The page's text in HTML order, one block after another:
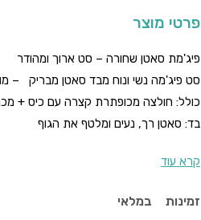
פרטי מוצר
פיג'מת סאטן שחורה – סט ארוך ומהודר
סט פיג'מה נשי ונוח מבד סאטן מבריק –
כולל: חולצה מכופתרת קצרה עם כיס +
בד: סאטן רך, נעים ומלטף את הגוף
מראה אלגנטי, קליל וסופר נוח
🎁 מושלם למסיבת רווקות, לילה רומנטי או
קרא עוד
זמינות במלאי